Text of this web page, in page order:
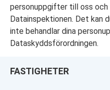
personuppgifter till oss
Datainspektionen. Det kan
inte behandlar dina
Dataskyddsförordningen.
FASTIGHETER